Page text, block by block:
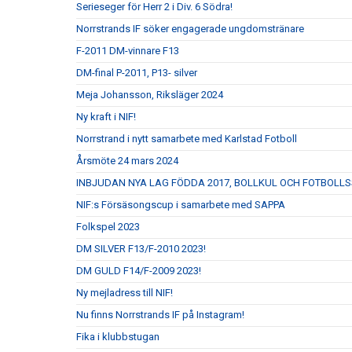
Serieseger för Herr 2 i Div. 6 Södra!
Norrstrands IF söker engagerade ungdomstränare
F-2011 DM-vinnare F13
DM-final P-2011, P13- silver
Meja Johansson, Riksläger 2024
Ny kraft i NIF!
Norrstrand i nytt samarbete med Karlstad Fotboll
Årsmöte 24 mars 2024
INBJUDAN NYA LAG FÖDDA 2017, BOLLKUL OCH
NIF:s Försäsongscup i samarbete med SAPPA
Folkspel 2023
DM SILVER F13/F-2010 2023!
DM GULD F14/F-2009 2023!
Ny mejladress till NIF!
Nu finns Norrstrands IF på Instagram!
Fika i klubbstugan